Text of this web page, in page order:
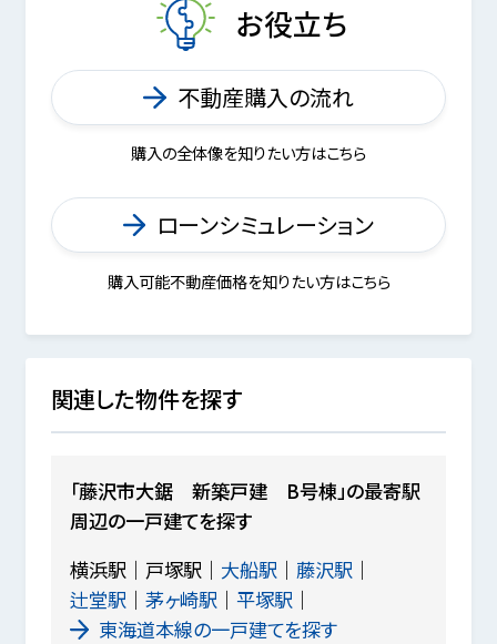
お役立ち
不動産購入の流れ
購入の全体像を知りたい方はこちら
ローンシミュレーション
購入可能不動産価格を知りたい方はこちら
関連した物件を探す
「藤沢市大鋸 新築戸建 B号棟」の最寄駅
周辺の一戸建てを探す
横浜駅
戸塚駅 大船駅
藤沢駅
辻堂駅
茅ヶ崎駅
平塚駅
東海道本線の一戸建てを探す